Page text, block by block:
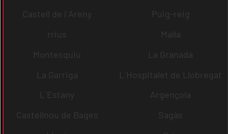
Castell de l´Areny
Puig-reig
rrius
Malla
Montesquiu
La Granada
La Garriga
L´Hospitalet de Llobregat
L´Estany
Argençola
Castellnou de Bages
Sagàs